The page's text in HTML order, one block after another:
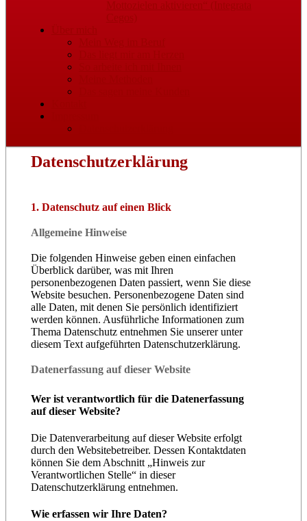
Datenschutzerklärung
1. Datenschutz auf einen Blick
Allgemeine Hinweise
Die folgenden Hinweise geben einen einfachen
Überblick darüber, was mit Ihren
personenbezogenen Daten passiert, wenn Sie diese
Website besuchen. Personenbezogene Daten sind
alle Daten, mit denen Sie persönlich identifiziert
werden können. Ausführliche Informationen zum
Thema Datenschutz entnehmen Sie unserer unter
diesem Text aufgeführten Datenschutzerklärung.
Datenerfassung auf dieser Website
Wer ist verantwortlich für die Datenerfassung
auf dieser Website?
Die Datenverarbeitung auf dieser Website erfolgt
durch den Websitebetreiber. Dessen Kontaktdaten
können Sie dem Abschnitt „Hinweis zur
Verantwortlichen Stelle“ in dieser
Datenschutzerklärung entnehmen.
Wie erfassen wir Ihre Daten?